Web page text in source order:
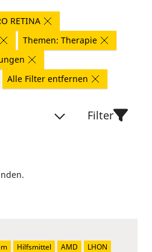
RETINA
Themen: Therapie
Alle Filter entfernen
Filter
Hilfsmittel AMD
LHON